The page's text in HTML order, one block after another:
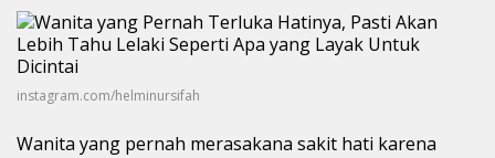
instagram.com/helminursifah
Wanita yang pernah merasakana sakit hati karena